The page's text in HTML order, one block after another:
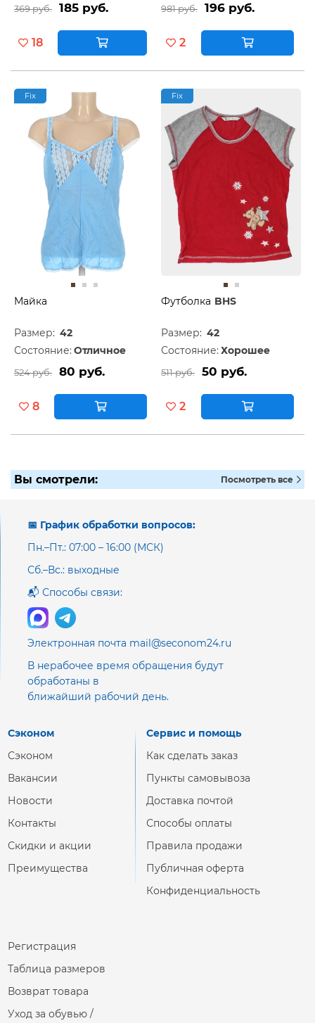
369 руб. 185 руб.
18
981 руб. 196 руб.
2
Fix
Майка
Размер: 42
Состояние: Отличное
524 руб. 80 руб.
8
Fix
Футболка BHS
Размер: 42
Состояние: Хорошее
511 руб. 50 руб.
2
Вы смотрели: Посмотреть все
📅 График обработки вопросов:
Пн.–Пт.: 07:00 – 16:00 (МСК)
Сб.–Вс.: выходные
📬 Способы связи:
Электронная почта mail@seconom24.ru
В нерабочее время обращения будут
обработаны в
ближайший рабочий день.
Сэконом
Сэконом
Вакансии
Новости
Контакты
Скидки и акции
Преимущества
Сервис и помощь
Как сделать заказ
Пункты самовывоза
Доставка почтой
Способы оплаты
Правила продажи
Публичная оферта
Конфиденциальность
Регистрация
Таблица размеров
Возврат товара
Уход за обувью /